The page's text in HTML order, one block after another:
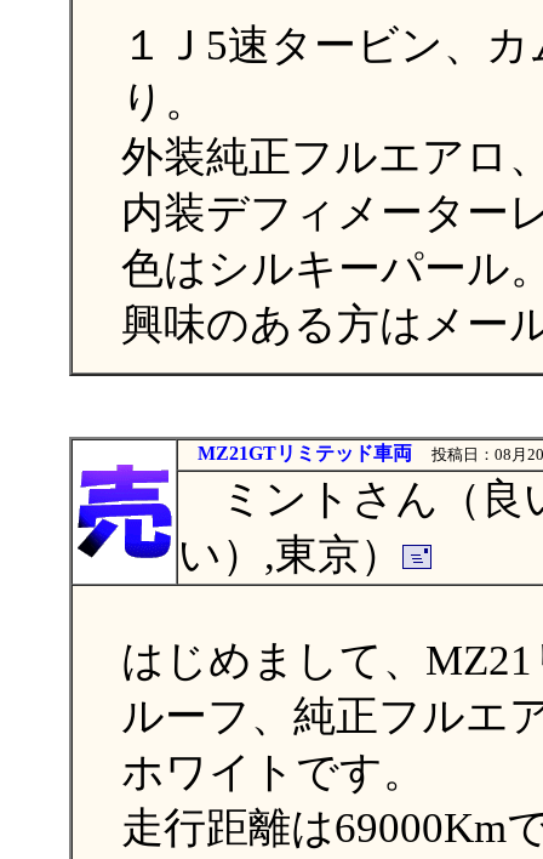
１Ｊ5速タービン、
り。
外装純正フルエアロ
内装デフィメーター
色はシルキーパール
興味のある方はメー
MZ21GTリミテッド車両 投稿日：08月
ミントさん（良
い）,東京）
はじめまして、
ルーフ、純正フルエ
ホワイトです。
走行距離は69000Km